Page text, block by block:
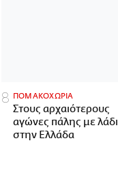
ΠΟΜΑΚΟΧΩΡΙΑ
Στους αρχαιότερους
αγώνες πάλης με λάδι
στην Ελλάδα